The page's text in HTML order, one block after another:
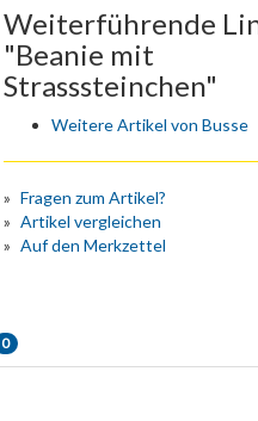
Weiterführende
"Beanie mit
Strasssteinchen"
Weitere Artikel von Busse
Fragen zum Artikel?
Artikel vergleichen
Auf den Merkzettel
0